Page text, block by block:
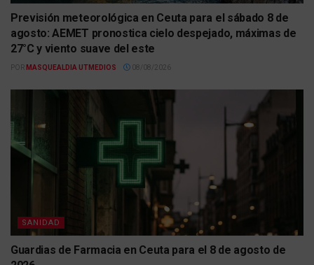
Previsión meteorológica en Ceuta para el sábado 8 de
agosto: AEMET pronostica cielo despejado, máximas de
27°C y viento suave del este
POR MASQUEALDIA UTMEDIOS 08/08/2026
SANIDAD
Guardias de Farmacia en Ceuta para el 8 de agosto de